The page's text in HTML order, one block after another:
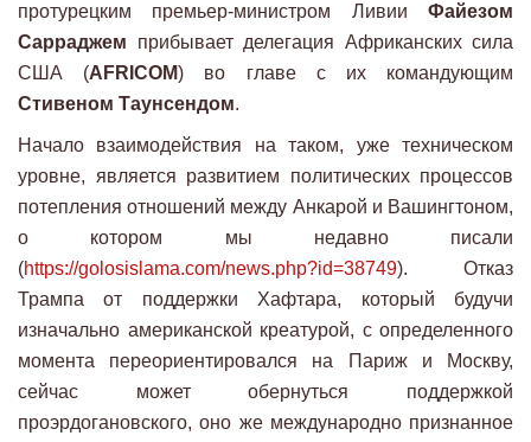
протурецким премьер-министром Ливии Файезом
Сарраджем прибывает делегация Африканских сила
США (AFRICOM) во главе с их командующим
Стивеном Таунсендом.
Начало взаимодействия на таком, уже техническом
уровне, является развитием политических процессов
потепления отношений между Анкарой и Вашингтоном,
о котором мы недавно писали
(https://golosislama.com/news.php?id=38749). Отказ
Трампа от поддержки Хафтара, который будучи
изначально американской креатурой, с определенного
момента переориентировался на Париж и Москву,
сейчас может обернуться поддержкой
проэрдогановского, оно же международно признанное